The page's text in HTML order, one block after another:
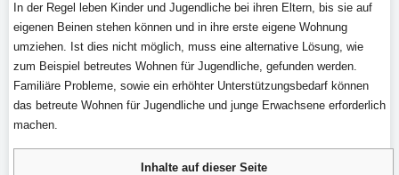
In der Regel leben Kinder und Jugendliche bei ihren Eltern, bis sie auf
eigenen Beinen stehen können und in ihre erste eigene Wohnung
umziehen. Ist dies nicht möglich, muss eine alternative Lösung, wie
zum Beispiel betreutes Wohnen für Jugendliche, gefunden werden.
Familiäre Probleme, sowie ein erhöhter Unterstützungsbedarf können
das betreute Wohnen für Jugendliche und junge Erwachsene erforderlich
machen.
Inhalte auf dieser Seite